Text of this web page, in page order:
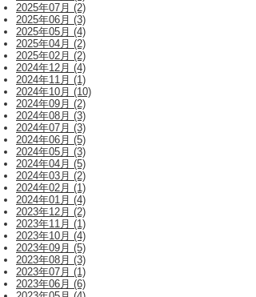
2025年07月 (2)
2025年06月 (3)
2025年05月 (4)
2025年04月 (2)
2025年02月 (2)
2024年12月 (4)
2024年11月 (1)
2024年10月 (10)
2024年09月 (2)
2024年08月 (3)
2024年07月 (3)
2024年06月 (5)
2024年05月 (3)
2024年04月 (5)
2024年03月 (2)
2024年02月 (1)
2024年01月 (4)
2023年12月 (2)
2023年11月 (1)
2023年10月 (4)
2023年09月 (5)
2023年08月 (3)
2023年07月 (1)
2023年06月 (6)